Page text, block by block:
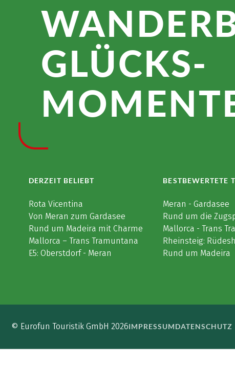
GLÜCKS­
DERZEIT BELIEBT
Rota Vicentina
Von Meran zum Gardasee
Rund um Madeira mit Charme
Mallorca – Trans Tramuntana
E5: Oberstdorf - Meran
BESTBEWERTETE
Meran - Gardasee
Rund um die
Mallorca - Trans
Rheinsteig:
Rund um Madeira
© Eurofun Touristik GmbH 2026IMPRESSUMDATENSCHUTZ